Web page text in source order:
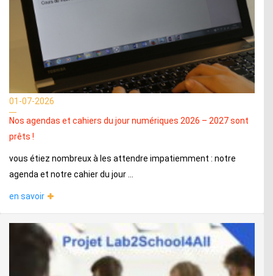
01-07-2026
Nos agendas et cahiers du jour numériques 2026 – 2027 sont
prêts !
vous étiez nombreux à les attendre impatiemment : notre
agenda et notre cahier du jour ...
en savoir